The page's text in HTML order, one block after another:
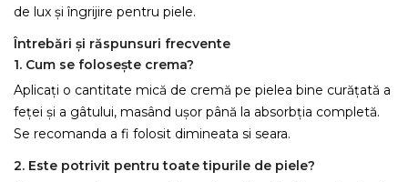
de lux și îngrijire pentru piele.
Întrebări și răspunsuri frecvente
1. Cum se folosește crema?
Aplicați o cantitate mică de cremă pe pielea bine curățată a
feței și a gâtului, masând ușor până la absorbția completă.
Se recomanda a fi folosit dimineata si seara.
2. Este potrivit pentru toate tipurile de piele?